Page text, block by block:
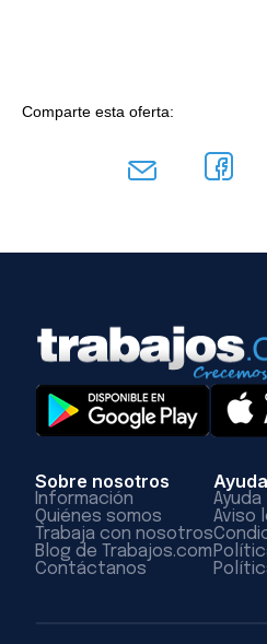
Comparte esta oferta:
Sobre nosotros
Información
Quiénes somos
Trabaja con nosotros
Blog de Trabajos.com
Contáctanos
Ayuda
Ayuda
Aviso